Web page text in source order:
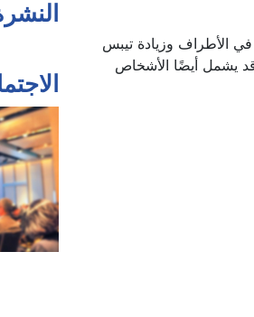
في الأطراف وزيادة تيبس
يشمل أيضًا الأشخاص